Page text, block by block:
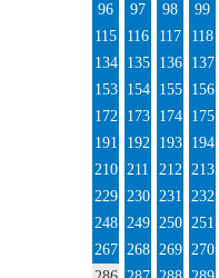
96
97 98 99
115
116 117 118
134
135 136 137
153
154 155 156
172
173 174 175
191
192 193 194
210 211 212 213
229 230 231 232
248 249 250 251
267 268 269 270